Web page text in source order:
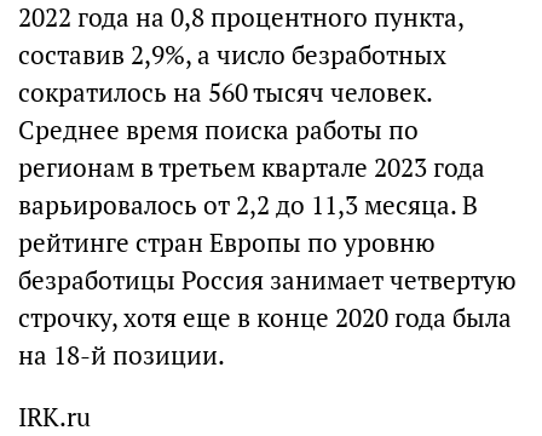
2022 года на 0,8 процентного пункта,
составив 2,9%, а число безработных
сократилось на 560 тысяч человек.
Среднее время поиска работы по
регионам в третьем квартале 2023 года
варьировалось от 2,2 до 11,3 месяца. В
рейтинге стран Европы по уровню
безработицы Россия занимает четвертую
строчку, хотя еще в конце 2020 года была
на 18-й позиции.
IRK.ru